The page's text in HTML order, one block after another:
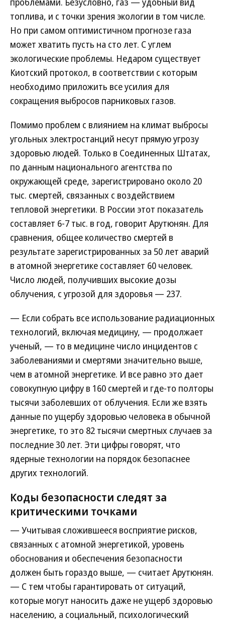
топлива, и с точки зрения экологии в том числе.
Но при самом оптимистичном прогнозе газа
может хватить пусть на сто лет. С углем
экологические проблемы. Недаром существует
Киотский протокол, в соответствии с которым
необходимо приложить все усилия для
сокращения выбросов парниковых газов.
Помимо проблем с влиянием на климат выбросы
угольных электростанций несут прямую угрозу
здоровью людей. Только в Соединенных Штатах,
по данным национального агентства по
окружающей среде, зарегистрировано около 20
тыс. смертей, связанных с воздействием
тепловой энергетики. В России этот показатель
составляет 6-7 тыс. в год, говорит Арутюнян. Для
сравнения, общее количество смертей в
результате зарегистрированных за 50 лет аварий
в атомной энергетике составляет 60 человек.
Число людей, получивших высокие дозы
облучения, с угрозой для здоровья — 237.
— Если собрать все использование радиационных
технологий, включая медицину, — продолжает
ученый, — то в медицине число инцидентов с
заболеваниями и смертями значительно выше,
чем в атомной энергетике. И все равно это дает
совокупную цифру в 160 смертей и где-то полторы
тысячи заболевших от облучения. Если же взять
данные по ущербу здоровью человека в обычной
энергетике, то это 82 тысячи смертных случаев за
последние 30 лет. Эти цифры говорят, что
ядерные технологии на порядок безопаснее
других технологий.
Коды безопасности следят за
критическими точками
— Учитывая сложившееся восприятие рисков,
связанных с атомной энергетикой, уровень
обоснования и обеспечения безопасности
должен быть гораздо выше, — считает Арутюнян.
— С тем чтобы гарантировать от ситуаций,
которые могут наносить даже не ущерб здоровью
населению, а социальный, психологический